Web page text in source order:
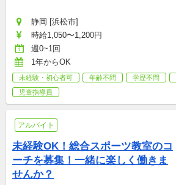
静岡 [浜松市]
時給1,050〜1,200円
週0~1回
1年からOK
未経験・初心者可 年齢不問 学歴不問
児童指導員
アルバイト
未経験OK！総合スポーツ教室のコ
ーチを募集！一緒に楽しく働きま
せんか？